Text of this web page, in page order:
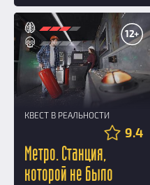
12+
КВЕСТ В РЕАЛЬНОСТИ
9.4
Метро. Станция,
которой не было